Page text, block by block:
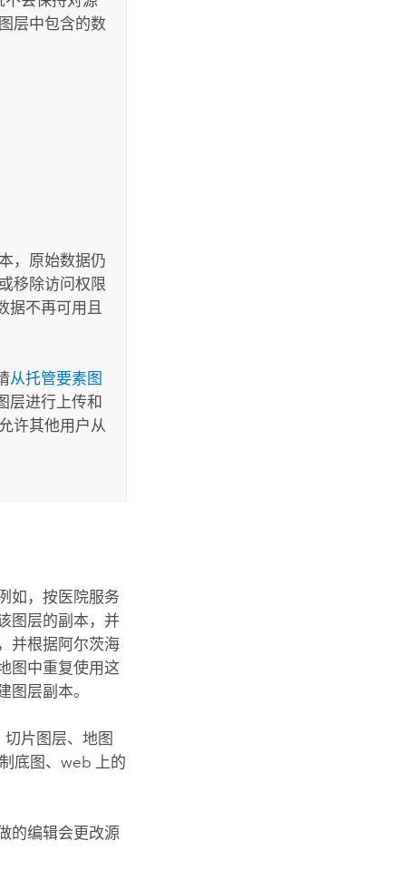
层中包含的数
，原始数据仍
移除访问权限
据不再可用且
从托管要素图
层进行上传和
许其他用户从
如，按医院服务
图层的副本，并
并根据阿尔茨海
图中重复使用这
层副本。
片图层、地图
底图、web 上的
的编辑会更改源